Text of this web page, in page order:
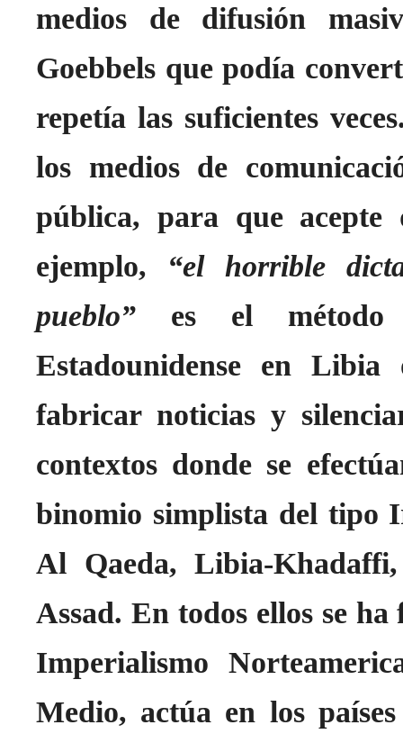
medios de difusión
Goebbels que podía
repetía las suficientes
los medios de
pública, para que acepte
ejemplo, “el horrible
pueblo” es el método
Estadounidense en
fabricar noticias y
contextos donde se
binomio simplista del tipo
Al Qaeda, Libia-
Assad. En todos ellos se
Imperialismo
Medio, actúa en los